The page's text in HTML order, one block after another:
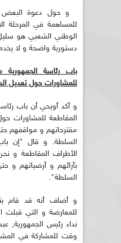
و حول دعوة البعض
للمساهمة في المرحلة
الوطني الشعبي هو
دستورية واضحة و لا
باب رئاسة الجمهورية
للمشاورات حول تعديل
و أكد أويحي أن باب
المقاطعة للمشاورات
مقترحاتهم و مواقفهم
السلطة. و قال "إن
الأطراف المقاطعة و
بآرائهم و أرضياتهم و
السلطة".
و أضاف أنه قد قام
للمعارضة و التي قبلت
نداء رئيس الجمهورية,
وقت للمشاركة في